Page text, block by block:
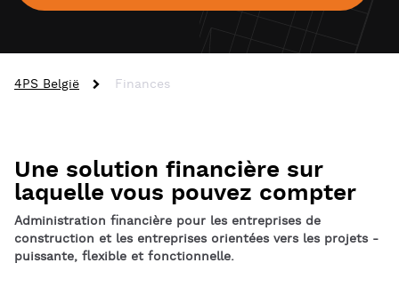
4PS België Finances
Une solution financière sur
laquelle vous pouvez compter
Administration financière pour les entreprises de
construction et les entreprises orientées vers les projets -
puissante, flexible et fonctionnelle.